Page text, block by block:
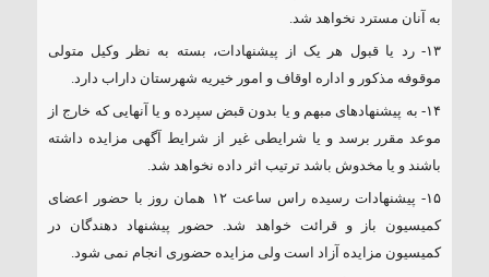
به آنان مسترد نخواهد شد.
۱۳- رد یا قبول هر یک از پیشنهادات، بسته به نظر وکیل متولی
موقوفه مذکور و اداره اوقاف و امور خیریه شهرستان داراب دارد.
۱۴- به پیشنهادهای مبهم و یا بدون قبض سپرده و یا آنهایی که خارج از
موعد مقرر برسد و یا شرایطی غیر از شرایط آگهی مزایده داشته
باشند و یا مخدوش باشد ترتیب اثر داده نخواهد شد.
۱۵- پیشنهادات رسیده راس ساعت ۱۲ همان روز با حضور اعضای
کمیسیون باز و قرائت خواهد شد. حضور پیشنهاد دهندگان در
کمیسیون مزایده آزاد است ولی مزایده حضوری انجام نمی شود.